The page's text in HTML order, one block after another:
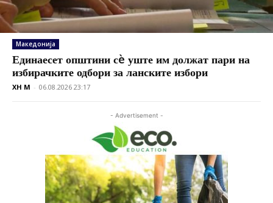
Македонија
Единаесет општини сè уште им должат пари на
избирачките одбори за ланските избори
XH M - 06.08.2026 23:17
- Advertisement -